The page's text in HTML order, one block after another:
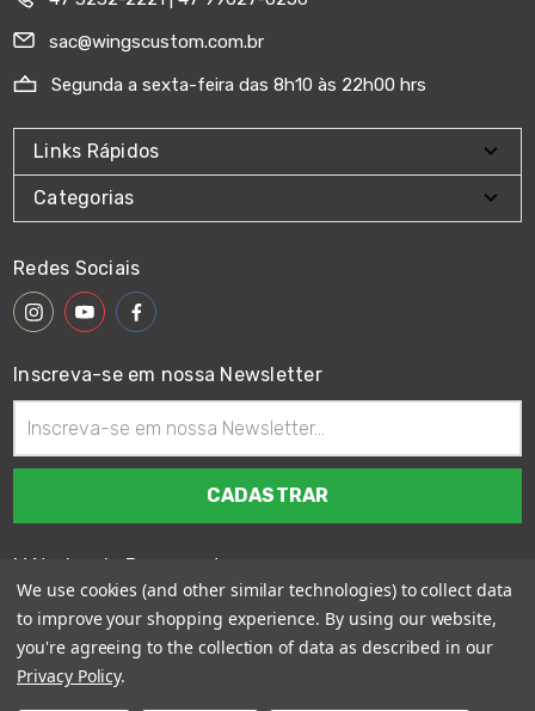
sac@wingscustom.com.br
Segunda a sexta-feira das 8h10 às 22h00 hrs
Links Rápidos
Categorias
Redes Sociais
Inscreva-se em nossa Newsletter
de
email
Métodos de Pagamento
We use cookies (and other similar technologies) to collect data
to improve your shopping experience. By using our website,
you're agreeing to the collection of data as described in our
Privacy Policy.